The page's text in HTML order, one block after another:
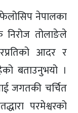
फेलोसिप नेपालका
निरोज तोलाङेले
आदर र
बताउनुभयो ।
जगतकी चर्चित
परमेश्वरको